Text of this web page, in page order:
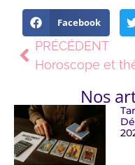
Facebook
PRÉCÉDENT
Nos